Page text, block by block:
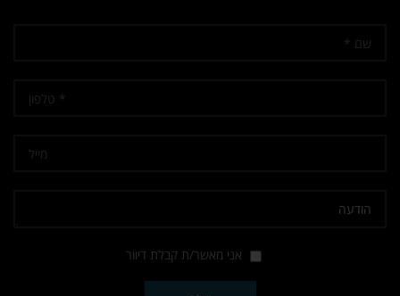
אני מאשר/ת קבלת דיוור